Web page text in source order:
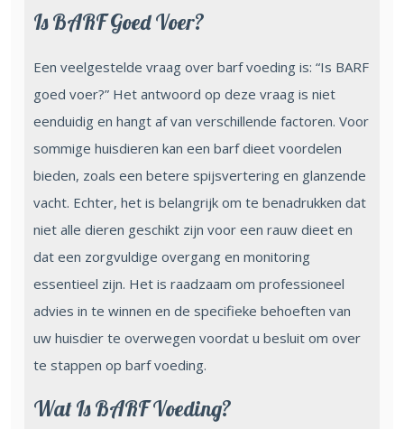
Is BARF Goed Voer?
Een veelgestelde vraag over barf voeding is: “Is BARF
goed voer?” Het antwoord op deze vraag is niet
eenduidig en hangt af van verschillende factoren. Voor
sommige huisdieren kan een barf dieet voordelen
bieden, zoals een betere spijsvertering en glanzende
vacht. Echter, het is belangrijk om te benadrukken dat
niet alle dieren geschikt zijn voor een rauw dieet en
dat een zorgvuldige overgang en monitoring
essentieel zijn. Het is raadzaam om professioneel
advies in te winnen en de specifieke behoeften van
uw huisdier te overwegen voordat u besluit om over
te stappen op barf voeding.
Wat Is BARF Voeding?